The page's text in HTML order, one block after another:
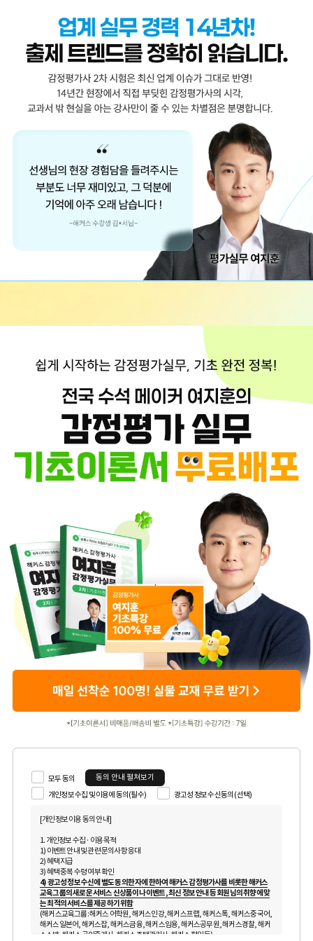
모두 동의
동의 안내 펼쳐보기
개인정보 수집 및 이용에 동의(필수)
광고성 정보 수신동의 (선택)
[개인정보 이용 동의 안내]
1. 개인정보 수집 · 이용 목적
1) 이벤트 안내 및 관련 문의사항 응대
2) 혜택 지급
3) 혜택 중복 수령 여부 확인
4) 광고성 정보 수신에 별도 동의한 자에 한하여 해커스 감정평가사를 비롯한 해커스
교육그룹의 새로운 서비스 신상품이나 이벤트, 최신 정보 안내 등 회원님의 취향에 맞
는 최적의 서비스를 제공하기 위함
(해커스교육그룹: 해커스 어학원, 해커스인강, 해커스프랩, 해커스톡, 해커스중국어,
해커스일본어, 해커스잡, 해커스금융, 해커스임용, 해커스공무원, 해커스경찰, 해커
스소방, 해커스공인중개사, 해커스주택관리사, 해커스편입 등)